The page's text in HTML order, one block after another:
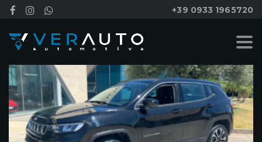
+39 0933 1965720